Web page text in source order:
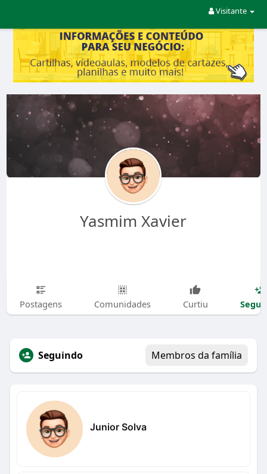
Visitante
Yasmim Xavier
Postagens Comunidades Curtiu
Seguindo Membros da família
Junior Solva